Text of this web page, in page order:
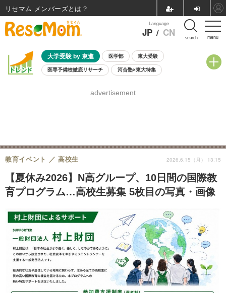
menu
Language
JP / CN search
大学受験 by 東進 医学部 東大受験
医専予備校徹底リサーチ 河合塾×東大特集
8月開催学校説明会・相談会
advertisement
【夏休み2026】N高グループ、10日間の国際教
育プログラム…高校生募集 5枚目の写真・画像
教育イベント 高校生 2026.6.15（月） 13:15
リセマム メンバーズ